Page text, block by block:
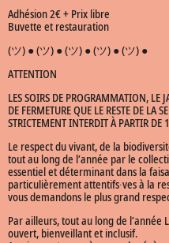
Adhésion 2€ + Prix libre
Buvette et restauration
(ツ) ● (ツ) ● (ツ) ● (ツ) ● (ツ) ●
ATTENTION
LES SOIRS DE PROGRAMMATION, LE
DE FERMETURE QUE LE RESTE DE LA
STRICTEMENT INTERDIT À PARTIR DE
Le respect du vivant, de la
tout au long de l’année par le
essentiel et déterminant dans la
particulièrement attentifs∙ves à la
vous demandons le plus grand
Par ailleurs, tout au long de l’année
ouvert, bienveillant et inclusif.